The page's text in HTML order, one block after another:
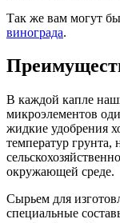
Так же вам могут
винограда.
В каждой капле
микроэлементов
жидкие удобрения
температур грунта,
окружающей среде.
Сырьем для
специальные